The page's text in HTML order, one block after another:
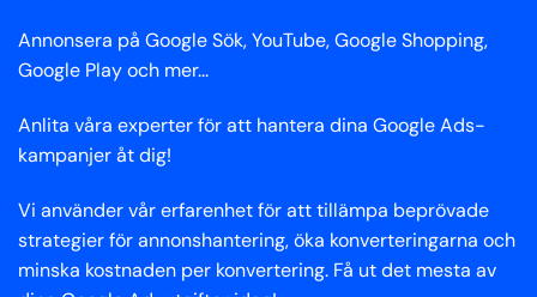
Annonsera på Google Sök, YouTube, Google Shopping,
Google Play och mer...
Anlita våra experter för att hantera dina Google Ads-
kampanjer åt dig!
Vi använder vår erfarenhet för att tillämpa beprövade
strategier för annonshantering, öka konverteringarna och
minska kostnaden per konvertering. Få ut det mesta av